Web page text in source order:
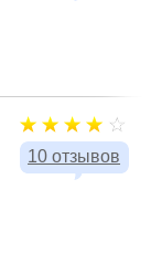
10 отзывов